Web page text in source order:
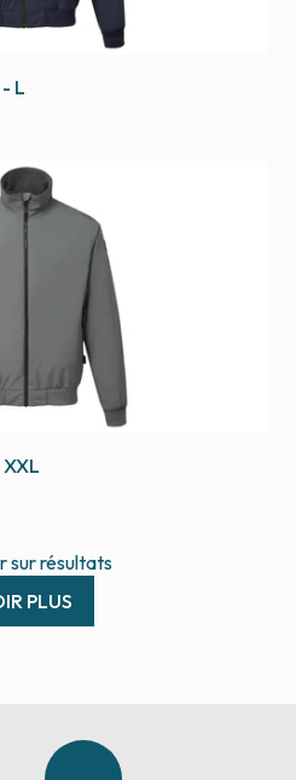
L
surrésultats
PLUS